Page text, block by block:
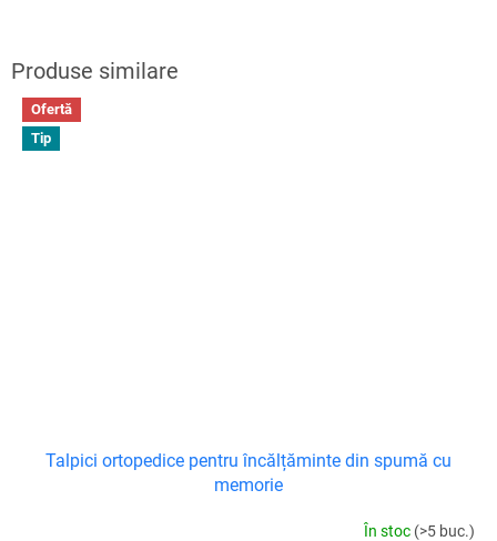
Ofertă
Tip
Talpici ortopedice pentru încălțăminte din spumă cu
memorie
În stoc (>5 buc.)